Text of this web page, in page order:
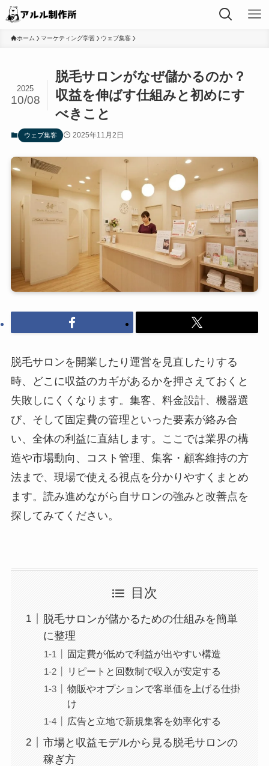
ホーム マーケティング学習 ウェブ集客
脱毛サロンがなぜ儲かるのか？
収益を伸ばす仕組みと初めにす
べきこと
2025
10/08
ウェブ集客 2025年11月2日
脱毛サロンを開業したり運営を見直したりする
時、どこに収益のカギがあるかを押さえておくと
失敗しにくくなります。集客、料金設計、機器選
び、そして固定費の管理といった要素が絡み合
い、全体の利益に直結します。ここでは業界の構
造や市場動向、コスト管理、集客・顧客維持の方
法まで、現場で使える視点を分かりやすくまとめ
ます。読み進めながら自サロンの強みと改善点を
探してみてください。
目次
脱毛サロンが儲かるための仕組みを簡単
に整理
固定費が低めで利益が出やすい構造
リピートと回数制で収入が安定する
物販やオプションで客単価を上げる仕掛
け
広告と立地で新規集客を効率化する
市場と収益モデルから見る脱毛サロンの
稼ぎ方